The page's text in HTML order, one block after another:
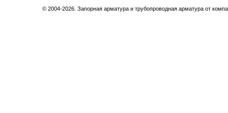
© 2004-2026. Запорная арматура и трубопроводная арматура от